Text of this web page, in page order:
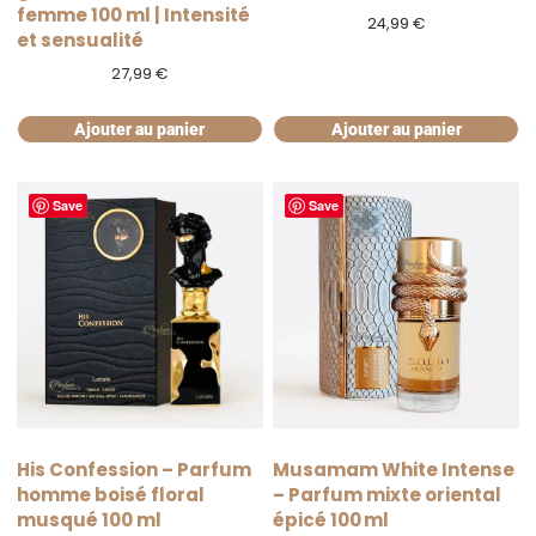
femme 100 ml | Intensité
et sensualité
27,99€
Ajouter au panier
24,99€
Ajouter au panier
Save
His Confession – Parfum
homme boisé floral
musqué 100 ml
Save
Musamam White Intense
– Parfum mixte oriental
épicé 100 ml